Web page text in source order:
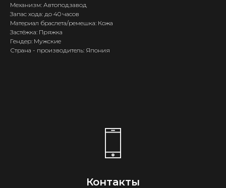
Механизм: Автоподзавод
Запас хода: до 40 часов
Материал браслета/ремешка: Кожа
Застёжка: Пряжка
Гендер: Мужские
Страна - производитель: Япония
Контакты